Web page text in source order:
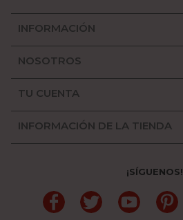
INFORMACIÓN
NOSOTROS
TU CUENTA
INFORMACIÓN DE LA TIENDA
¡SÍGUENOS!
FacebookTwitter YouTube